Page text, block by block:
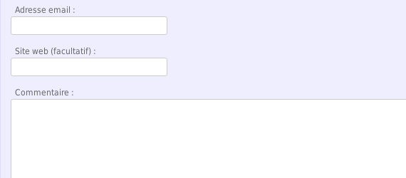
Adresse email :
Site web (facultatif) :
Commentaire :